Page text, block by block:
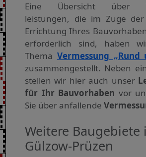
Eine Übersicht über
leistungen, die im Zuge
Errichtung Ihres
erforderlich sind, haben
Thema Vermessung „Rund
zusammengestellt. Neben
stellen wir hier auch unser
für Ihr Bauvorhaben vor
Sie über anfallende
Weitere Baugebiete
Gülzow-Prüzen